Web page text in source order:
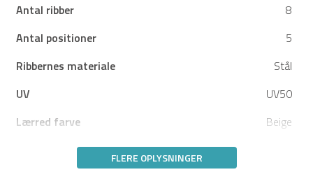
Antal ribber
8
Antal positioner
5
Ribbernes materiale
Stål
UV
UV50
Lærred farve
Beige
FLERE OPLYSNINGER